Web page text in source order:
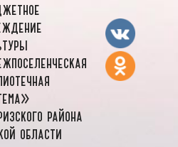
района
области